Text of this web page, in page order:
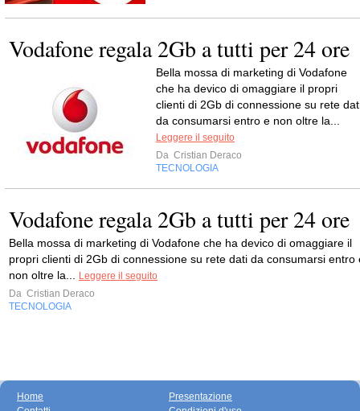
Vodafone regala 2Gb a tutti per 24 ore
Bella mossa di marketing di Vodafone
che ha devico di omaggiare il propri
clienti di 2Gb di connessione su rete
da consumarsi entro e non oltre la...
Leggere il seguito
Da Cristian Deraco
TECNOLOGIA
Vodafone regala 2Gb a tutti per 24 ore
Bella mossa di marketing di Vodafone che ha devico di omaggiare il
propri clienti di 2Gb di connessione su rete dati da consumarsi entro
non oltre la... Leggere il seguito
Da Cristian Deraco
TECNOLOGIA
Home
Presentazione